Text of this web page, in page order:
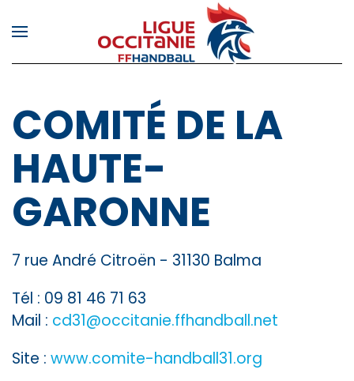
Skip to main content
COMITÉ DE LA
HAUTE-
GARONNE
7 rue André Citroën - 31130 Balma
Tél : 09 81 46 71 63
Mail : cd31@occitanie.ffhandball.net
Site : www.comite-handball31.org